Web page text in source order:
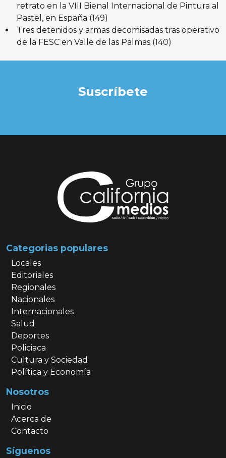
retrato en la VIII Bienal Internacional de Pintura al
Pastel, en España (149)
Tres detenidos y armas decomisadas tras operativo
de la FESC en Valle de las Palmas (140)
Suscríbete
Categorias populares
Locales
Editoriales
Regionales
Nacionales
Internacionales
Salud
Deportes
Policiaca
Cultura y Sociedad
Política y Economía
Nosotros
Inicio
Acerca de
Contacto
Síguenos